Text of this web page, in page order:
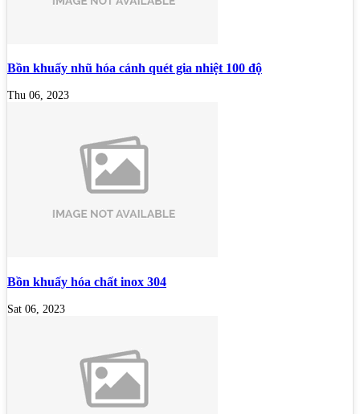
Bồn khuấy nhũ hóa cánh quét gia nhiệt 100 độ
Thu 06, 2023
Bồn khuấy hóa chất inox 304
Sat 06, 2023